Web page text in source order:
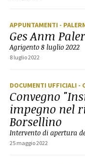
APPUNTAMENTI -
Ges Anm
Agrigento 8 luglio 2022
8 luglio 2022
DOCUMENTI UFFICIALI -
Convegno
impegno nel
Borsellino
Intervento di apertura
25 maggio 2022